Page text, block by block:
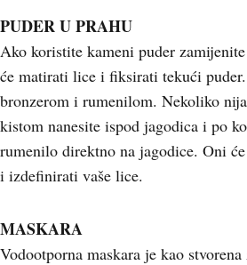
PUDER U PRAHU
Ako koristite kameni puder
će matirati lice i fiksirati tekući
bronzerom i rumenilom. Nekoliko
kistom nanesite ispod jagodica i po
rumenilo direktno na jagodice. Oni
i izdefinirati vaše lice.
MASKARA
Vodootporna maskara je kao